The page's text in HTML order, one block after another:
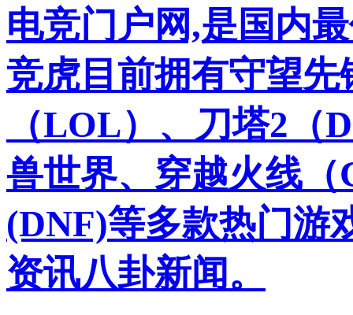
电竞门户网,是国内
竞虎目前拥有守望
（LOL）、刀塔2（
兽世界、穿越火线
(DNF)等多款热门游
资讯八卦新闻。